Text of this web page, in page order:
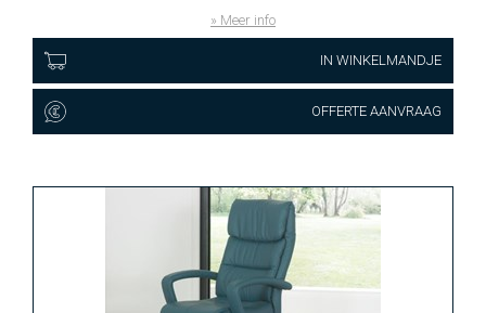
» Meer info
IN WINKELMANDJE
OFFERTE AANVRAAG